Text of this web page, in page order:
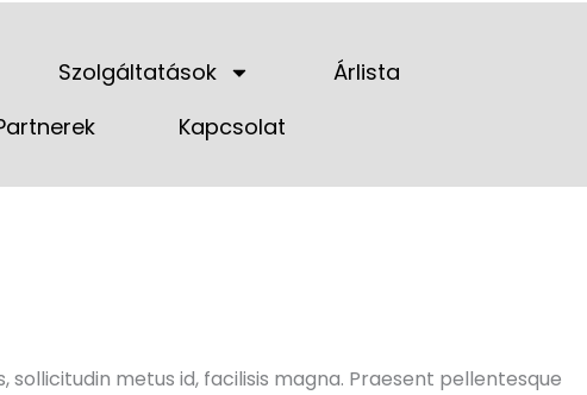
Szolgáltatások
Árlista
Kapcsolat
sollicitudin metus id, facilisis magna. Praesent pellentesque